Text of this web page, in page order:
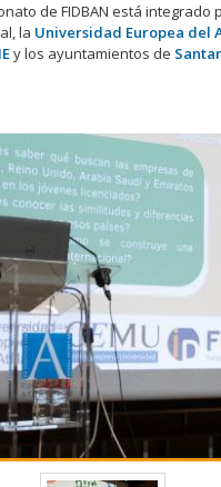
de FIDBAN está integrado
la Universidad Europea del
y los ayuntamientos de